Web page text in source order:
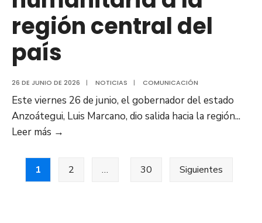
región central del
país
26 DE JUNIO DE 2026 | NOTICIAS | COMUNICACIÓN
Este viernes 26 de junio, el gobernador del estado
Anzoátegui, Luis Marcano, dio salida hacia la región...
Leer más →
Gobernador
Posts
pagination
1 2 … 30 Siguientes